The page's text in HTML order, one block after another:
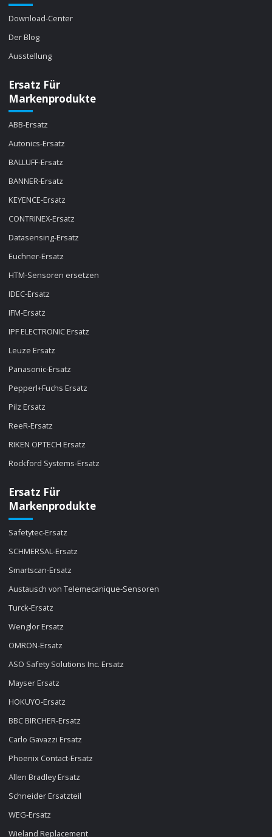
Download-Center
Der Blog
Ausstellung
Ersatz Für
Markenprodukte
ABB-Ersatz
Autonics-Ersatz
BALLUFF-Ersatz
BANNER-Ersatz
KEYENCE-Ersatz
CONTRINEX-Ersatz
Datasensing-Ersatz
Euchner-Ersatz
HTM-Sensoren ersetzen
IDEC-Ersatz
IFM-Ersatz
IPF ELECTRONIC Ersatz
Leuze Ersatz
Panasonic-Ersatz
Pepperl+Fuchs Ersatz
Pilz Ersatz
ReeR-Ersatz
RIKEN OPTECH Ersatz
Rockford Systems-Ersatz
Ersatz Für
Markenprodukte
Safetytec-Ersatz
SCHMERSAL-Ersatz
Smartscan-Ersatz
Austausch von Telemecanique-Sensoren
Turck-Ersatz
Wenglor Ersatz
OMRON-Ersatz
ASO Safety Solutions Inc. Ersatz
Mayser Ersatz
HOKUYO-Ersatz
BBC BIRCHER-Ersatz
Carlo Gavazzi Ersatz
Phoenix Contact-Ersatz
Allen Bradley Ersatz
Schneider Ersatzteil
WEG-Ersatz
Wieland Replacement